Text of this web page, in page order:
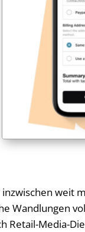
weit
Wandlungen
Retail-Media-